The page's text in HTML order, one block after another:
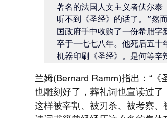
著名的法国人文主义者伏尔
听不到《圣经》的话了。”然
国政府手中收购了一份希腊
卒于一七七八年。他死后五十
机器印刷《圣经》。是何等辛
兰姆(Bernard Ramm)指出：“
也雕刻好了，葬礼词也宣读过了
这样被宰割、被刃杀、被考察